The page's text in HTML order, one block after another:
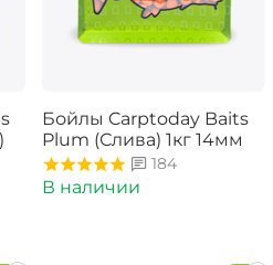
Бойлы Carptoday Baits
Plum (Слива) 1кг 14мм
184
В наличии